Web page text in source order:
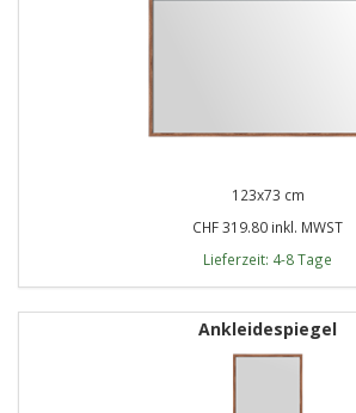
123x73 cm
CHF 319.80 inkl. MWST
Lieferzeit: 4-8 Tage
Ankleidespiegel